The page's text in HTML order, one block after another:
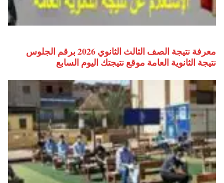
معرفة نتيجة الصف الثالث الثانوي 2026 برقم الجلوس
نتيجة الثانوية العامة موقع نتيجتك اليوم السابع